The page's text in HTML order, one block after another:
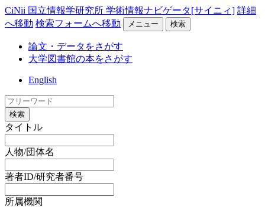
CiNii 国立情報学研究所 学術情報ナビゲータ[サイニィ] 詳細
へ移動 検索フォームへ移動 メニュー 検索
論文・データをさがす
大学図書館の本をさがす
English
検索
タイトル
人物/団体名
著者ID/研究者番号
所属機関